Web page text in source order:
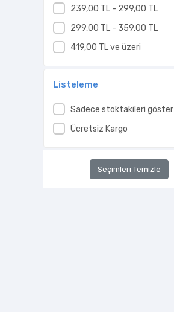
239,00 TL - 299,00 TL
299,00 TL - 359,00 TL
419,00 TL ve üzeri
Listeleme
Sadece stoktakileri göster
Ücretsiz Kargo
Seçimleri Temizle